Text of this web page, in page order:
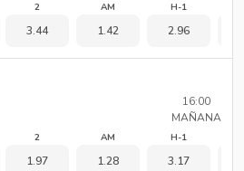
2
3.44
AM
1.42
H-1
2.96
16:00
MAÑANA
2
1.97
AM
1.28
H-1
3.17